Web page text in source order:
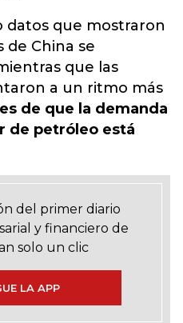
datos que mostraron
de China se
que las
a un ritmo más
de que la demanda
de petróleo está
del primer diario
y financiero de
solo un clic
LA APP